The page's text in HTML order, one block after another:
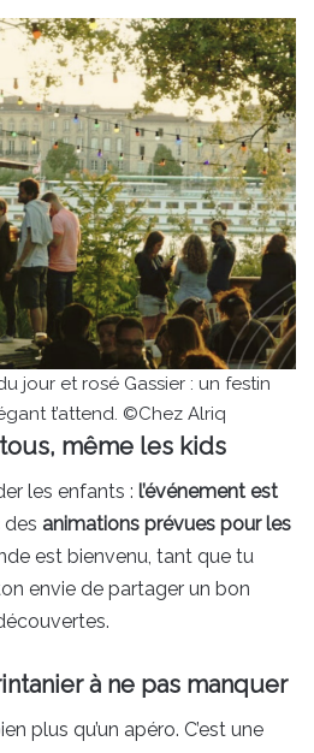
jour et rosé Gassier : un festin
t’attend. ©Chez Alriq
même les kids
les enfants : l’événement est
animations prévues pour les
est bienvenu, tant que tu
envie de partager un bon
à ne pas manquer
plus qu’un apéro. C’est une